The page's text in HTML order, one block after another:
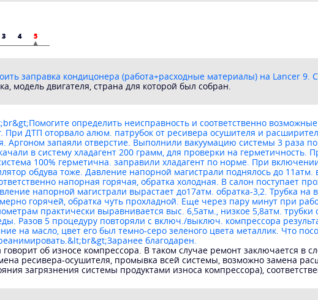
3 4 5
заправка кондицонера (работа+расходные материалы) на Lancer 9.
модель двигателя, страна для которой был собран.
определить неисправность и соответственно
При ДТП оторвало алюм. патрубок от ресивера осушителя и
Аргоном запаяли отверстие. Выполнили вакуумацию системы 3 раза
в систему хладагент 200 грамм, для проверки на герметичность.
100% герметична. заправили хладагент по норме. При
обдува тоже. Давление напорной магистрали поднялось до 11атм.
напорная горячая, обратка холодная. В салон поступает
напорной магистрали вырастает до17атм. обратка-3,2. Трубка на
горячей, обратка чуть прохладной. Еще через пару минут при
практически выравнивается выс. 6,5атм., низкое 5,8атм.
Разов 5 процедуру повторяли с включ./выключ. компрессора
на масло, цвет его был темно-серо зеленого цвета металлик. Что
благодарен.
говорит об износе компрессора. В таком случае ремонт заключается в
ресивера-осушителя, промывка всей системы, возможно замена
загрязнения системы продуктами износа компрессора),